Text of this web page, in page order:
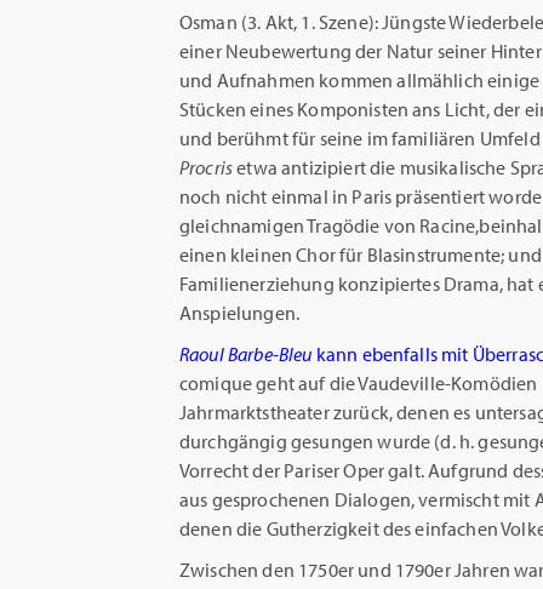
Osman (3. Akt, 1. Szene): Jüngste
einer Neubewertung der Natur seiner
und Aufnahmen kommen allmählich
Stücken eines Komponisten ans Licht, der
und berühmt für seine im familiären
Procrisetwa antizipiert die musikalische
noch nicht einmal in Paris präsentiert
gleichnamigen Tragödie von
einen kleinen Chor für Blasinstrumente;
Familienerziehung konzipiertes Drama,
Anspielungen.
Raoul Barbe-Bleu kann ebenfalls mit
comique geht auf die Vaudeville-
Jahrmarktstheater zurück, denen es
durchgängig gesungen wurde (d. h.
Vorrecht der Pariser Oper galt. Aufgrund
aus gesprochenen Dialogen, vermischt mit
denen die Gutherzigkeit des einfachen
Zwischen den 1750er und 1790er Jahren